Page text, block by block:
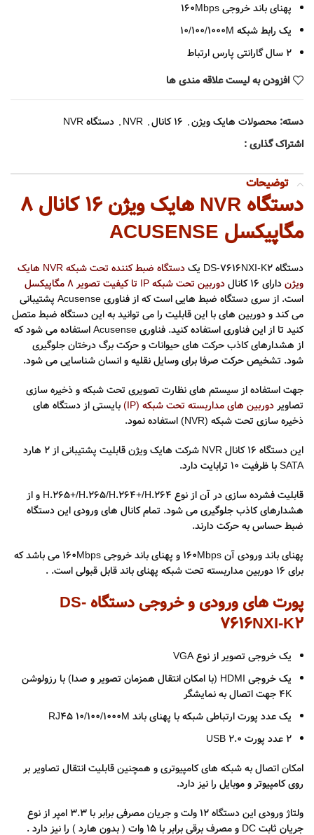
پهنای باند خروجی 160Mbps
یک رابط شبکه 10/100/1000M
2 سال گارانتی پارس ارتباط
افزودن به لیست علاقه مندی ها
دسته: محصولات هایک ویژن, 16 کانال ,
NVR
, دستگاه NVR
اشتراک گذاری :
توضیحات
دستگاه NVR هایک ویژن ۱۶ کانال ۸
مگاپیکسل ACUSENSE
دستگاه DS-7616NXI-K2 یک
دستگاه ضبط کننده تحت شبکه NVR هایک
ویژندارای ۱۶ کانال
دوربین تحت شبکه IP تا کیفیت تصویر ۸ مگاپیکسل
است. از سری دستگاه ضبط هایی است که از فناوری Acusense پشتیبانی
می کند و دوربین های با این قابلیت را می توانید به این دستگاه ضبط متصل
کنید تا از این فناوری استفاده کنید. فناوری Acusense استفاده می شود که
از هشدارهای کاذب حرکت های حیوانات و حرکت برگ درختان جلوگیری
شود. تشخیص حرکت صرفا برای وسایل نقلیه و انسان شناسایی می شود.
جهت استفاده از سیستم های نظارت تصویری تحت شبکه و ذخیره سازی
تصاویردوربین های مداربسته تحت شبکه (IP)
بایستی از دستگاه های
ذخیره سازی تحت شبکه (NVR) استفاده نمود.
این دستگاه ۱۶ کانال NVR شرکت هایک ویژن قابلیت پشتیبانی از ۲ هارد
SATA با ظرفیت 10 ترابایت دارد.
قابلیت فشرده سازی در آن از نوع H.265+/H.265/H.264+/H.264 و از
هشدارهای کاذب جلوگیری می شود. تمام کانال های ورودی این دستگاه
ضبط حساس به حرکت دارند.
پهنای باند ورودی آن ۱۶۰Mbps و پهنای باند خروجی 160Mbps می باشد که
برای ۱۶ دوربین مداربسته تحت شبکه پهنای باند قابل قبولی است. .
پورت های ورودی و خروجی دستگاه DS-
7616NXI-K2
یک خروجی تصویر از نوع VGA
یک خروجی HDMI (با امکان انتقال همزمان تصویر و صدا) با رزولوشن
۴K جهت اتصال به نمایشگر
یک عدد پورت ارتباطی شبکه با پهنای باند RJ45 10/100/1000M
2 عدد پورت USB 2.0
امکان اتصال به شبکه های کامپیوتری و همچنین قابلیت انتقال تصاویر بر
روی کامپیوتر و موبایل را نیز دارد.
ولتاژ ورودی این دستگاه ۱۲ ولت و جریان مصرفی برابر با 3.3 امپر از نوع
جریان ثابت DC و مصرف برقی برابر با 15 وات ( بدون هارد ) را نیز دارد .